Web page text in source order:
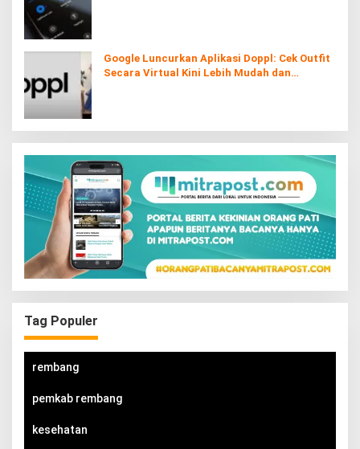
Google Luncurkan Aplikasi Doppl: Cek Outfit
Secara Virtual Kini Lebih Mudah dan
Tag Populer
rembang
pemkab rembang
kesehatan